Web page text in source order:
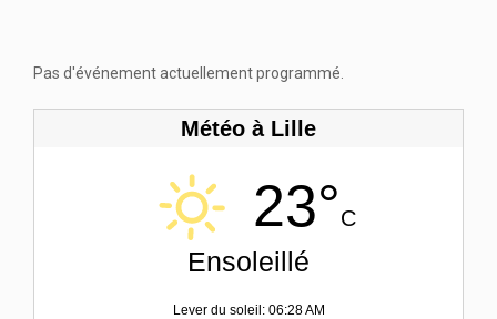
Pas d'événement actuellement programmé.
Météo à Lille
23°C
Ensoleillé
Lever du soleil: 06:28 AM